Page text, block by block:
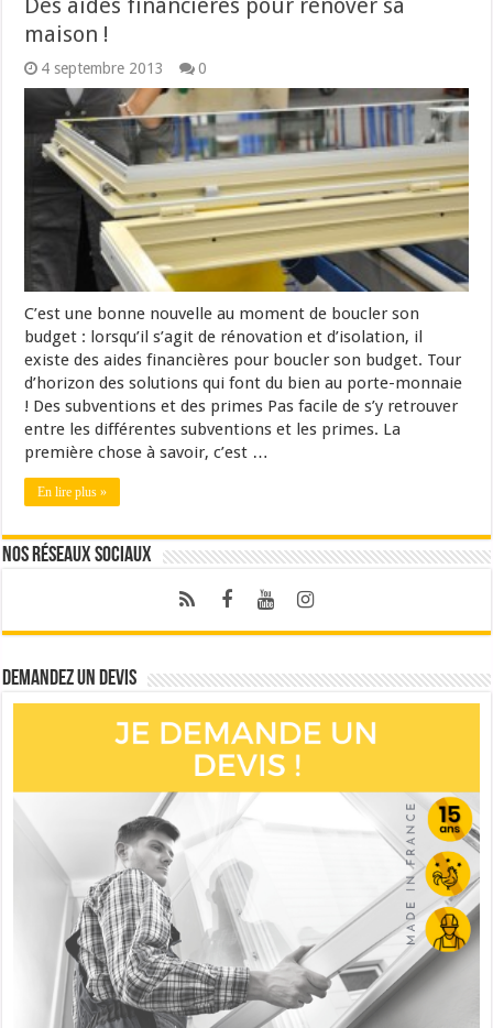
maison !
4 septembre 2013 0
C’est une bonne nouvelle au moment de boucler son
budget : lorsqu’il s’agit de rénovation et d’isolation, il
existe des aides financières pour boucler son budget. Tour
d’horizon des solutions qui font du bien au porte-monnaie
! Des subventions et des primes Pas facile de s’y retrouver
entre les différentes subventions et les primes. La
première chose à savoir, c’est …
En lire plus »
Nos réseaux sociaux
Demandez un devis